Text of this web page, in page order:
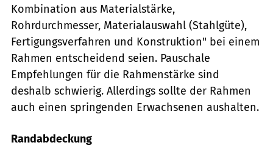
Kombination aus Materialstärke,
Rohrdurchmesser, Materialauswahl (Stahlgüte),
Fertigungsverfahren und Konstruktion" bei einem
Rahmen entscheidend seien. Pauschale
Empfehlungen für die Rahmenstärke sind
deshalb schwierig. Allerdings sollte der Rahmen
auch einen springenden Erwachsenen aushalten.
Randabdeckung